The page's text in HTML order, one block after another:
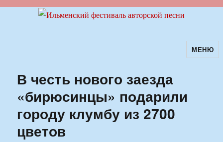
Ильменский фестиваль авторскойМЕНЮ
В честь нового заезда
«бирюсинцы» подарили
городу клумбу из 2700
цветов